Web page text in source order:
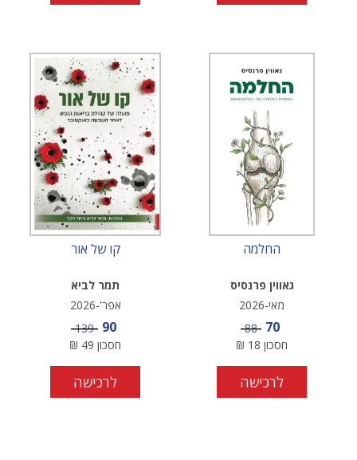
החלמה
גאווין פרנסיס
מאי-2026
מחיר מבצע
70 מחיר
88
חסכון 18
₪
לרכישה
קו של אור
תמר לביא
אפר'-2026
מחיר מבצע
90 מחיר
139
חסכון 49
₪
לרכישה